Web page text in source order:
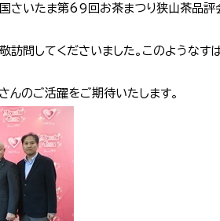
いたま第69回お茶まつり狭山茶品評
訪問してくださいました。このような
のご活躍をご期待いたします。